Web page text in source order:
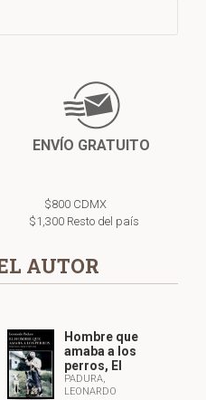
ENVÍO GRATUITO
$800 CDMX
$1,300 Resto del país
AUTOR
Hombre que
amaba a los
perros, El
PADURA,
LEONARDO